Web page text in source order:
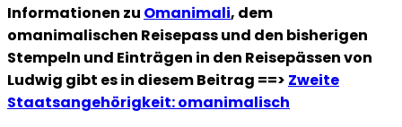
Informationen zu Omanimali, dem
omanimalischen Reisepass und den bisherigen
Stempeln und Einträgen in den Reisepässen von
Ludwig gibt es in diesem Beitrag ==> Zweite
Staatsangehörigkeit: omanimalisch